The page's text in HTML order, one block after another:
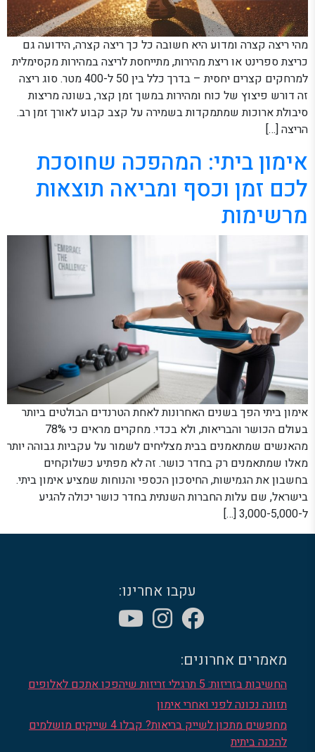
מהי ריצה קצרה ומדוע היא חשובה כל כך ריצה קצרה, הידועה גם
כריצת ספרינט או ריצת מהירות, מתייחסת לריצה במהירות מקסימלית
למרחקים קצרים יחסית – בדרך כלל בין 50 ל-400 מטר. סוג ריצה
זה דורש פיצוץ של כוח ומהירות במשך זמן קצר, בשונה מריצות
סיבולת ארוכות שמתמקדות בשמירה על קצב קבוע לאורך זמן רב.
הריצה […]
אימון ביתי: המהפכה שחוסכת
לכם זמן וכסף ומביאה תוצאות
מרשימות
אימון ביתי הפך בשנים האחרונות לאחת הטרנדים הבולטים ביותר
בעולם הכושר והבריאות, ולא בכדי. מחקרים מראים כי 78%
מהאנשים שמתאמנים בבית מצליחים לשמור על עקביות גבוהה יותר
מאלו שמתאמנים רק בחדר כושר. זה לא מפתיע כשלוקחים
בחשבון את הגמישות, החיסכון הכספי והנוחות שמציע אימון ביתי.
בישראל, שם עלות החברות השנתית בחדר כושר יכולה להגיע
ל-3,000-5,000 […]
עקבו אחרינו:
מאמרים אחרונים:
החשיבות בזריזות: 5 תרגילי זריזות שיהפכו אתכם לאלופים
תזונה נכונה לפני ואחרי אימון
מחפשים מתכון לשייק בריאות? קבלו 4 שייקים מושלמים
להכנה ביתית